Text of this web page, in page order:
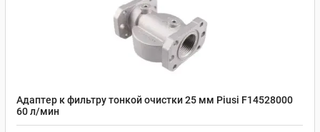
Адаптер к фильтру тонкой очистки 25 мм Piusi F14528000
60 л/мин